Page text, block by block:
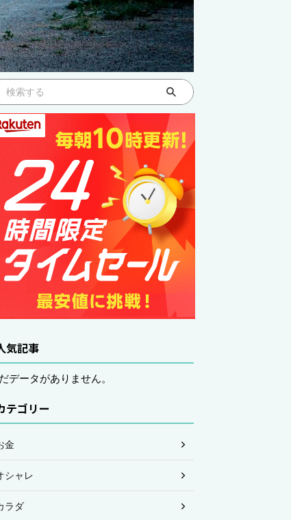
気記事
データがありません。
テゴリー
金
シャレ
ラダ